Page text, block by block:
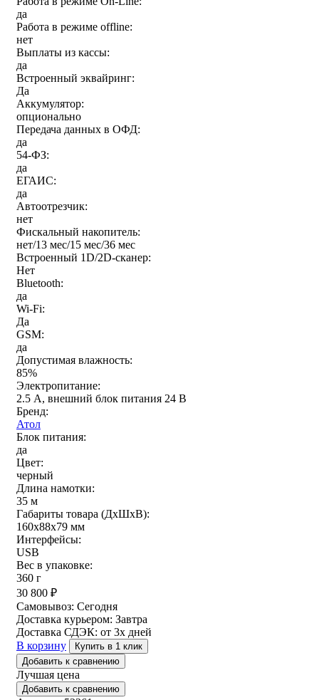
да
Работа в режиме offline:
нет
Выплаты из кассы:
да
Встроенный эквайринг:
Да
Аккумулятор:
опционально
Передача данных в ОФД:
да
54-ФЗ:
да
ЕГАИС:
да
Автоотрезчик:
нет
Фискальный накопитель:
нет/13 мес/15 мес/36 мес
Встроенный 1D/2D-сканер:
Нет
Bluetooth:
да
Wi-Fi:
Да
GSM:
да
Допустимая влажность:
85%
Электропитание:
2.5 А, внешний блок питания 24 В
Бренд:
Атол
Блок питания:
да
Цвет:
черный
Длина намотки:
35 м
Габариты товара (ДxШxВ):
160х88х79 мм
Интерфейсы:
USB
Вес в упаковке:
360 г
30 800 ₽
Самовывоз: Сегодня
Доставка курьером: Завтра
Доставка СДЭК: от 3х дней
В корзину
Купить в 1 клик
Добавить к сравнению
Лучшая цена
Добавить к сравнению